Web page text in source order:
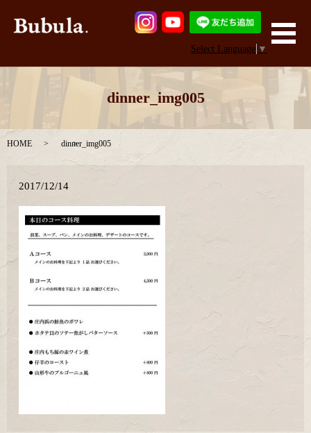
Select Language ▼
メ
dinner_img005
HOME dinner_img005
2017/12/14